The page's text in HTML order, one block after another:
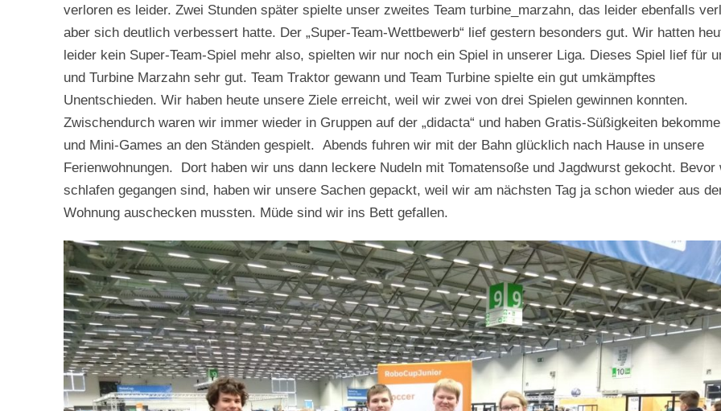
verloren es leider. Zwei Stunden später spielte unser zweites Team turbine_marzahn, das leider ebenfalls
aber sich deutlich verbessert hatte. Der „Super-Team-Wettbewerb“ lief gestern besonders gut. Wir hatten
leider kein Super-Team-Spiel mehr also, spielten wir nur noch ein Spiel in unserer Liga. Dieses Spiel lief für
und Turbine Marzahn sehr gut. Team Traktor gewann und Team Turbine spielte ein gut umkämpftes
Unentschieden. Wir haben heute unsere Ziele erreicht, weil wir zwei von drei Spielen gewinnen konnten.
Zwischendurch waren wir immer wieder in Gruppen auf der „didacta“ und haben Gratis-Süßigkeiten
und Mini-Games an den Ständen gespielt. Abends fuhren wir mit der Bahn glücklich nach Hause in unsere
Ferienwohnungen. Dort haben wir uns dann leckere Nudeln mit Tomatensoße und Jagdwurst gekocht. Bevor
schlafen gegangen sind, haben wir unsere Sachen gepackt, weil wir am nächsten Tag ja schon wieder aus
Wohnung auschecken mussten. Müde sind wir ins Bett gefallen.